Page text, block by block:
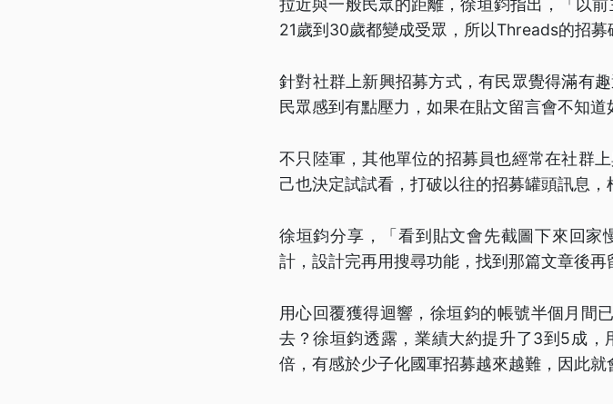
拉近與一般民眾的距離，徐垣鈞指出，「以
21歲到30歲都變成受眾，所以Threads的招募
針對社群上新興招募方式，有民眾覺得滿有
民眾感到有點壓力，如果在貼文留言會不知道
不只陸軍，其他單位的招募員也經常在社群
己也決定試試看，打破以往的招募罐頭訊息，
徐垣鈞分享，「看到貼文會先截圖下來回
計，設計完再用搜尋功能，找到那篇文章後再
用心回覆獲得迴響，徐垣鈞的帳號半個月間
去？徐垣鈞透露，業績大約提升了3到5成
倍，有感於少子化國軍招募越來越難，因此就